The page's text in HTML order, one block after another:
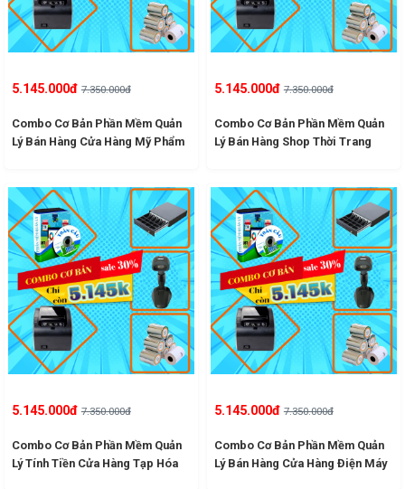
5.145.000đ7.350.000đ
Combo Cơ Bản Phần Mềm Quản
Lý Bán Hàng Cửa Hàng Mỹ Phẩm
5.145.000đ7.350.000đ
Combo Cơ Bản Phần Mềm Quản
Lý Bán Hàng Shop Thời Trang
5.145.000đ7.350.000đ
Combo Cơ Bản Phần Mềm Quản
Lý Tính Tiền Cửa Hàng Tạp Hóa
5.145.000đ7.350.000đ
Combo Cơ Bản Phần Mềm Quản
Lý Bán Hàng Cửa Hàng Điện Máy